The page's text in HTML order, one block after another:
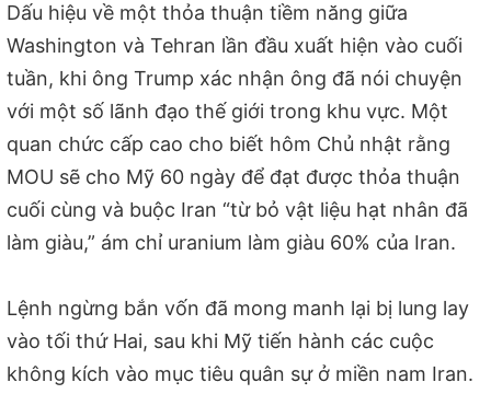
Dấu hiệu về một thỏa thuận tiềm năng giữa
Washington và Tehran lần đầu xuất hiện vào cuối
tuần, khi ông Trump xác nhận ông đã nói chuyện
với một số lãnh đạo thế giới trong khu vực. Một
quan chức cấp cao cho biết hôm Chủ nhật rằng
MOU sẽ cho Mỹ 60 ngày để đạt được thỏa thuận
cuối cùng và buộc Iran “từ bỏ vật liệu hạt nhân đã
làm giàu,” ám chỉ uranium làm giàu 60% của Iran.
Lệnh ngừng bắn vốn đã mong manh lại bị lung lay
vào tối thứ Hai, sau khi Mỹ tiến hành các cuộc
không kích vào mục tiêu quân sự ở miền nam Iran.